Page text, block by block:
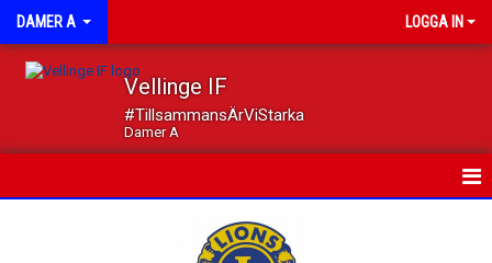
DAMER A LOGGA IN
Vellinge IF
#TillsammansÄrViStarka
Damer A